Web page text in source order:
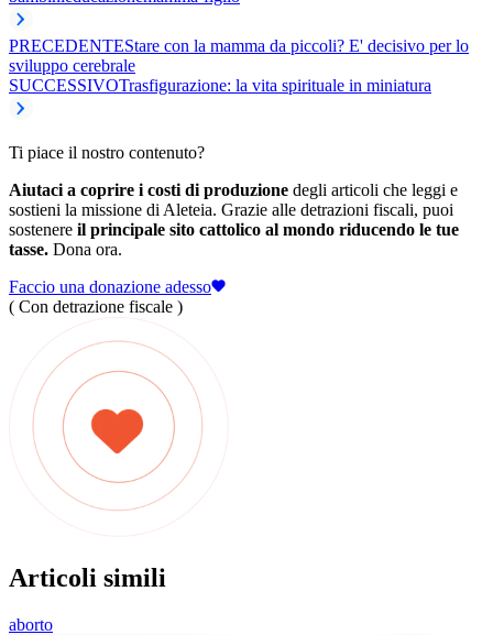
PRECEDENTEStare con la mamma da piccoli? E' decisivo per lo
sviluppo cerebrale
SUCCESSIVOTrasfigurazione: la vita spirituale in miniatura
Ti piace il nostro contenuto?
Aiutaci a coprire i costi di produzione degli articoli che leggi e
sostieni la missione di Aleteia. Grazie alle detrazioni fiscali, puoi
sostenere il principale sito cattolico al mondo riducendo le tue
tasse. Dona ora.
Faccio una donazione adesso
( Con detrazione fiscale )
Articoli simili
aborto